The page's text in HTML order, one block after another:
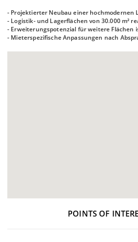
- Projektierter Neubau einer hochmodernen
- Logistik- und Lagerflächen von 30.000 m²
- Erweiterungspotenzial für weitere Flächen
- Mieterspezifische Anpassungen nach
POINTS OF